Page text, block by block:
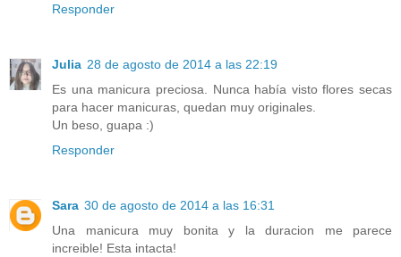
Responder
Julia 28 de agosto de 2014 a las 22:19
Es una manicura preciosa. Nunca había visto flores secas
para hacer manicuras, quedan muy originales.
Un beso, guapa :)
Responder
Sara 30 de agosto de 2014 a las 16:31
Una manicura muy bonita y la duracion me parece
increible! Esta intacta!